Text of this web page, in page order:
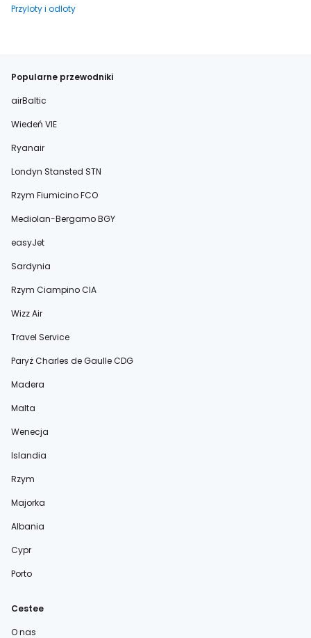
Przyloty i odloty
Popularne przewodniki
airBaltic
Wiedeń VIE
Ryanair
Londyn Stansted STN
Rzym Fiumicino FCO
Mediolan-Bergamo BGY
easyJet
Sardynia
Rzym Ciampino CIA
Wizz Air
Travel Service
Paryż Charles de Gaulle CDG
Madera
Malta
Wenecja
Islandia
Rzym
Majorka
Albania
Cypr
Porto
Cestee
O nas